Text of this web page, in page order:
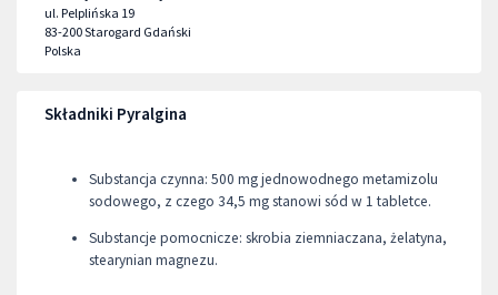
ul. Pelplińska 19
83-200Starogard Gdański
Polska
Składniki Pyralgina
Substancja czynna: 500 mg jednowodnego metamizolu
sodowego, z czego 34,5 mg stanowi sód w 1 tabletce.
Substancje pomocnicze: skrobia ziemniaczana, żelatyna,
stearynian magnezu.